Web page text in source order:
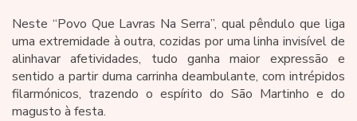
Neste “Povo Que Lavras Na Serra”, qual pêndulo que liga
uma extremidade à outra, cozidas por uma linha invisível de
alinhavar afetividades, tudo ganha maior expressão e
sentido a partir duma carrinha deambulante, com intrépidos
filarmónicos, trazendo o espírito do São Martinho e do
magusto à festa.